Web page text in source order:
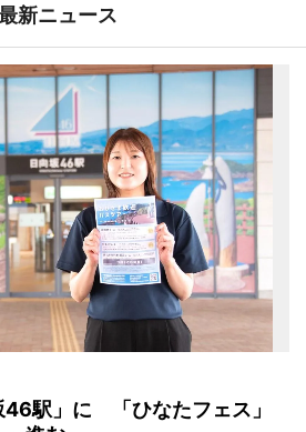
新ニュース
46駅」に 「ひなたフェス」